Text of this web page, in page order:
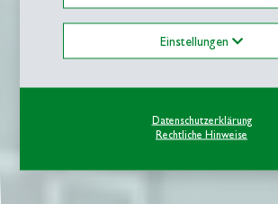
Einstellungen
Datenschutzerklärung
Rechtliche Hinweise